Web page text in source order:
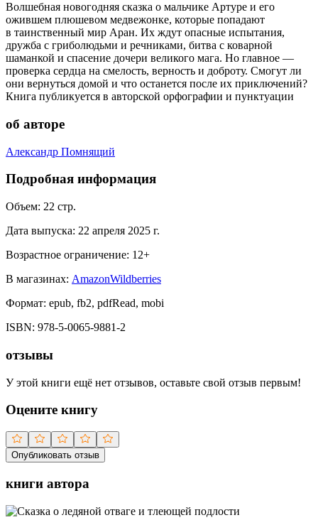
Волшебная новогодняя сказка о мальчике Артуре и его
ожившем плюшевом медвежонке, которые попадают
в таинственный мир Аран. Их ждут опасные испытания,
дружба с гриболюдьми и речниками, битва с коварной
шаманкой и спасение дочери великого мага. Но главное —
проверка сердца на смелость, верность и доброту. Смогут ли
они вернуться домой и что останется после их приключений?
Книга публикуется в авторской орфографии и пунктуации
об авторе
Александр Помнящий
Подробная информация
Объем: 22 стр.
Дата выпуска: 22 апреля 2025 г.
Возрастное ограничение: 12+
В магазинах: AmazonWildberries
Формат: epub, fb2, pdfRead, mobi
ISBN: 978-5-0065-9881-2
отзывы
У этой книги ещё нет отзывов, оставьте свой отзыв первым!
Оцените книгу
Опубликовать отзыв
книги автора